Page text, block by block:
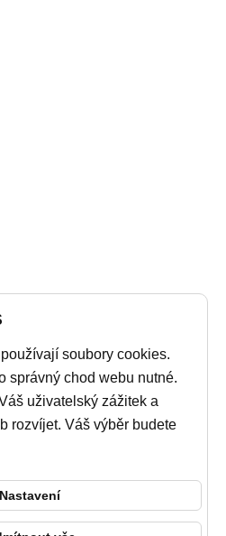
Display Num
soubory cookies.
správný chod webu nutné.
uživatelský zážitek a
rozvíjet. Váš výběr budete
Nastavení